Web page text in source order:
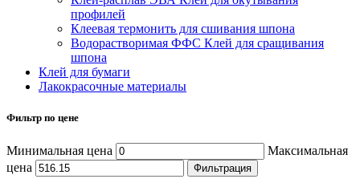
профилей
Клеевая термонить для сшивания шпона
Водорастворимая ФФС Клей для сращивания
шпона
Клей для бумаги
Лакокрасочные материалы
Фильтр по цене
Минимальная цена
Максимальная
цена
Фильтрация